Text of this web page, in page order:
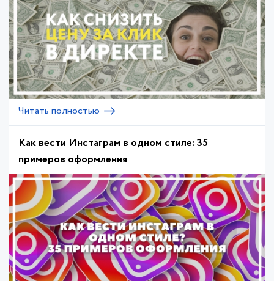
Читать полностью
Как вести Инстаграм в одном стиле: 35
примеров оформления